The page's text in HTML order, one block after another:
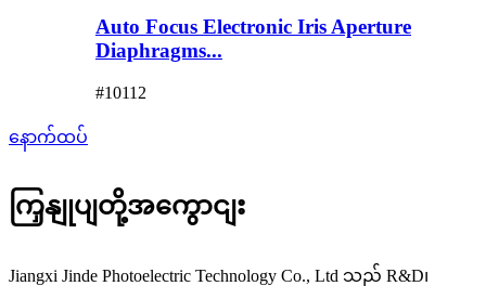
Auto Focus Electronic Iris Aperture
Diaphragms...
#10112
နောက်ထပ်
ကြှနျုပျတို့အကွောငျး
Jiangxi Jinde Photoelectric Technology Co., Ltd သည် R&D၊